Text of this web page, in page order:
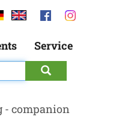
Service
- companion